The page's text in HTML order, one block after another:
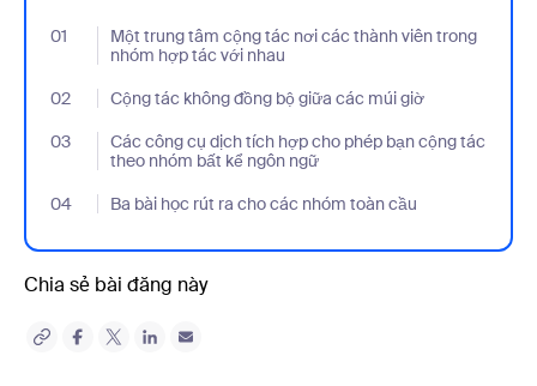
01
Một trung tâm cộng tác nơi các thành viên trong
nhóm hợp tác với nhau
- Jumplink to Một trung tâm cộng tác nơi các thành viên trong
02 Cộng tác không đồng bộ giữa các múi giờ
- Jumplink to Cộng tác không đồng bộ giữa các múi giờ
03
Các công cụ dịch tích hợp cho phép bạn cộng tác
theo nhóm bất kể ngôn ngữ
- Jumplink to Các công cụ dịch tích hợp cho phép bạn cộng tác
04 Ba bài học rút ra cho các nhóm toàn cầu
- Jumplink to Ba bài học rút ra cho các nhóm toàn cầu
Chia sẻ bài đăng này